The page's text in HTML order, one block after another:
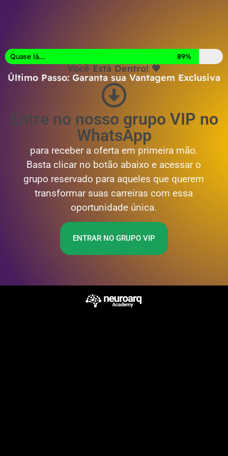
Quase lá.... 89%
Você Está Dentro! 🖤
Último Passo: Garanta sua Vantagem Exclusiva
Entre no nosso grupo VIP no
WhatsApp
para receber a oferta em primeira mão.
Basta clicar no botão abaixo e acessar o
grupo reservado para aqueles que querem
transformar suas carreiras com essa
oportunidade única.
ENTRAR NO GRUPO VIP